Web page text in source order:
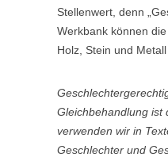
Stellenwert, denn
Werkbank können
Holz, Stein und
Gleichbehandlung ist
verwenden wir in
Geschlechter und